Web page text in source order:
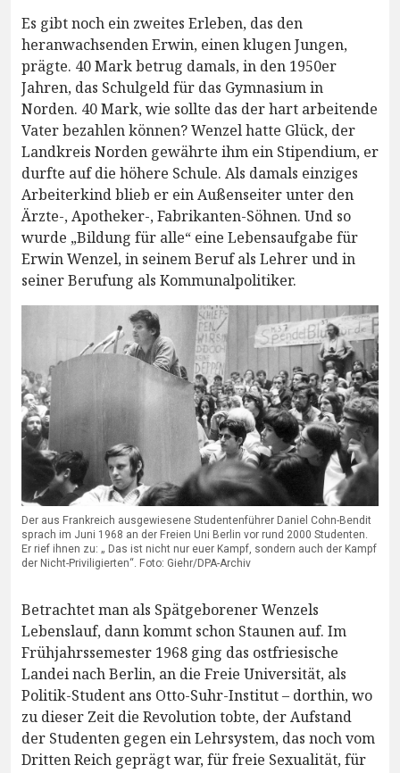
Es gibt noch ein zweites Erleben, das den
heranwachsenden Erwin, einen klugen Jungen,
prägte. 40 Mark betrug damals, in den 1950er
Jahren, das Schulgeld für das Gymnasium in
Norden. 40 Mark, wie sollte das der hart arbeitende
Vater bezahlen können? Wenzel hatte Glück, der
Landkreis Norden gewährte ihm ein Stipendium, er
durfte auf die höhere Schule. Als damals einziges
Arbeiterkind blieb er ein Außenseiter unter den
Ärzte-, Apotheker-, Fabrikanten-Söhnen. Und so
wurde „Bildung für alle“ eine Lebensaufgabe für
Erwin Wenzel, in seinem Beruf als Lehrer und in
seiner Berufung als Kommunalpolitiker.
Der aus Frankreich ausgewiesene Studentenführer Daniel Cohn-Bendit
sprach im Juni 1968 an der Freien Uni Berlin vor rund 2000 Studenten.
Er rief ihnen zu: „ Das ist nicht nur euer Kampf, sondern auch der Kampf
der Nicht-Priviligierten“. Foto: Giehr/DPA-Archiv
Betrachtet man als Spätgeborener Wenzels
Lebenslauf, dann kommt schon Staunen auf. Im
Frühjahrssemester 1968 ging das ostfriesische
Landei nach Berlin, an die Freie Universität, als
Politik-Student ans Otto-Suhr-Institut – dorthin, wo
zu dieser Zeit die Revolution tobte, der Aufstand
der Studenten gegen ein Lehrsystem, das noch vom
Dritten Reich geprägt war, für freie Sexualität, für